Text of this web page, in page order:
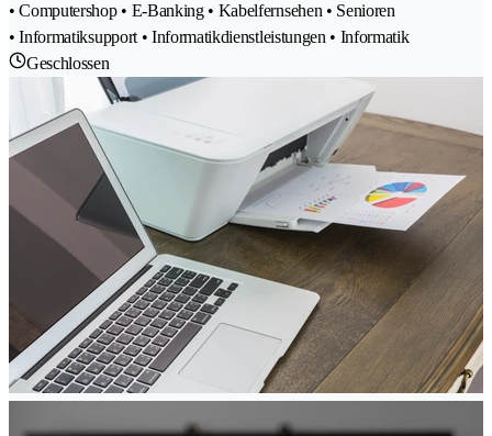
• Computershop • E-Banking • Kabelfernsehen • Senioren
• Informatiksupport • Informatikdienstleistungen • Informatik
Geschlossen